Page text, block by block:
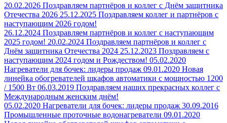
20.02.2026 Поздравляем партнёров и коллег с Днём защитника
Отечества 2026 25.12.2025 Поздравляем коллег и партнёров с
наступающим 2026 годом!
26.12.2024 Поздравляем партнёров и коллег с наступающим
2025 годом! 20.02.2024 Поздравляем партнёров и коллег с
Днём защитника Отечества 2024 25.12.2023 Поздравляем с
наступающим 2024 годом и Рождеством! 05.02.2020
Нагреватели для бочек: лидеры продаж 09.01.2020 Новая
линейка обогревателей шкафов автоматики с мощностью 1200
/ 1500 Вт 06.03.2019 Поздравляем наших прекрасных коллег с
Международным женским днём!
05.02.2020 Нагреватели для бочек: лидеры продаж 30.09.2016
Промышленные проточные водонагреватели 09.01.2020